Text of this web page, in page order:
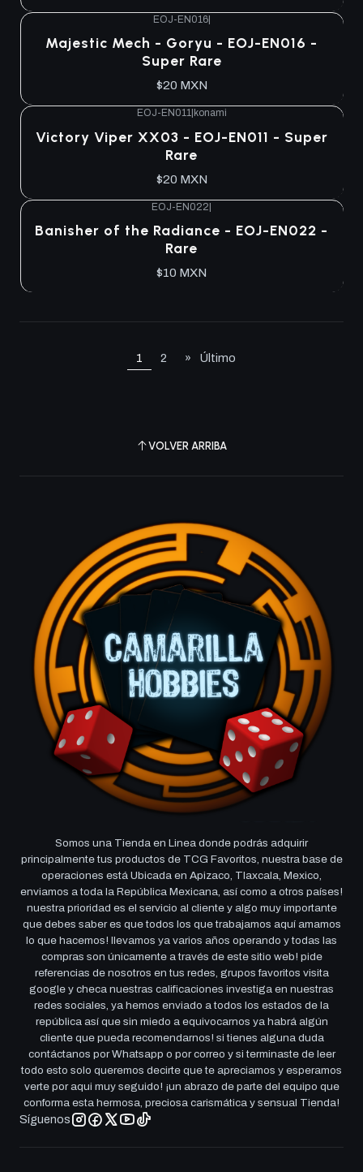
EOJ-EN016|
Majestic Mech - Goryu - EOJ-EN016 -
Super Rare
$20 MXN
EOJ-EN011| konami
Victory Viper XX03 - EOJ-EN011 - Super
Rare
$20 MXN
EOJ-EN022|
Banisher of the Radiance - EOJ-EN022 -
Rare
$10 MXN
1 2 » Último
VOLVER ARRIBA
Somos una Tienda en Linea donde podrás adquirir
principalmente tus productos de TCG Favoritos, nuestra base de
operaciones está Ubicada en Apizaco, Tlaxcala, Mexico,
enviamos a toda la República Mexicana, así como a otros países!
nuestra prioridad es el servicio al cliente y algo muy importante
que debes saber es que todos los que trabajamos aquí amamos
lo que hacemos! llevamos ya varios años operando y todas las
compras son únicamente a través de este sitio web! pide
referencias de nosotros en tus redes, grupos favoritos visita
google y checa nuestras calificaciones investiga en nuestras
redes sociales, ya hemos enviado a todos los estados de la
república así que sin miedo a equivocarnos ya habrá algún
cliente que pueda recomendarnos! si tienes alguna duda
contáctanos por Whatsapp o por correo y si terminaste de leer
todo esto solo queremos decirte que te apreciamos y esperamos
verte por aqui muy seguido! ¡un abrazo de parte del equipo que
conforma esta hermosa, preciosa carismática y sensual Tienda!
Síguenos